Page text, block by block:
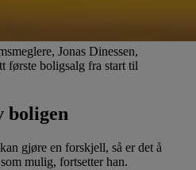
Jonas Dinessen,
første boligsalg fra start til
boligen
gjøre en forskjell, så er det å
mulig, fortsetter han.